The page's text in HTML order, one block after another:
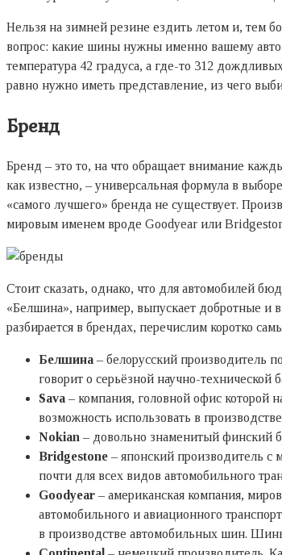
Нельзя на зимней резине ездить летом и, тем
вопрос: какие шины нужны именно вашему
температура 42 градуса, а где-то 312
равно нужно иметь представление, из чего
Бренд
Бренд – это то, на что обращает внимание
как известно, – универсальная формула в
«самого лучшего» бренда не существует.
мировым именем вроде Goodyear или
Стоит сказать, однако, что для автомобилей
«Белшина», например, выпускает добротные и
разбирается в брендах, перечислим коротко
Белшина – белорусский производитель
говорит о серьёзной научно-
Sava – компания, головной офис которой
возможность использовать в
Nokian – довольно знаменитый финский
Bridgestone – японский производитель
почти для всех видов автомобильного
Goodyear – американская компания,
автомобильного и авиационного
в производстве автомобильных шин.